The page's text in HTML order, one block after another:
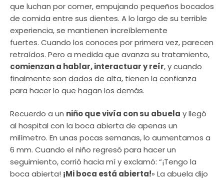
que luchan por comer, empujando pequeños bocados
de comida entre sus dientes. A lo largo de su terrible
experiencia, se mantienen increíblemente
fuertes. Cuando los conoces por primera vez, parecen
retraídos. Pero a medida que avanza su tratamiento,
comienzan a hablar, interactuar y reír, y cuando
finalmente son dados de alta, tienen la confianza
para hacer lo que hagan los demás.
Recuerdo a un niño que vivía con su abuela y llegó
al hospital con la boca abierta de apenas un
milímetro. En unas pocas semanas, lo aumentamos a
6 mm. Cuando el niño regresó para hacer un
seguimiento, corrió hacia mí y exclamó: “¡Tengo la
boca abierta! ¡Mi boca está abierta!» La abuela dijo